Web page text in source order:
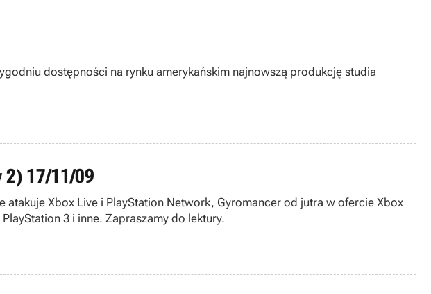
dostępności na rynku amerykańskim najnowszą produkcję studia
2) 17/11/09
Xbox Live i PlayStation Network, Gyromancer od jutra w ofercie Xbox
3 i inne. Zapraszamy do lektury.